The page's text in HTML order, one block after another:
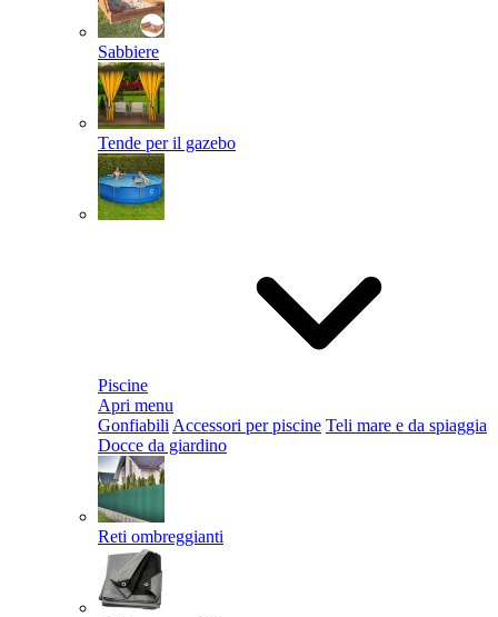
Sabbiere
Tende per il gazebo
Piscine
Apri menu
Gonfiabili Accessori per piscine Teli mare e da spiaggia
Docce da giardino
Reti ombreggianti